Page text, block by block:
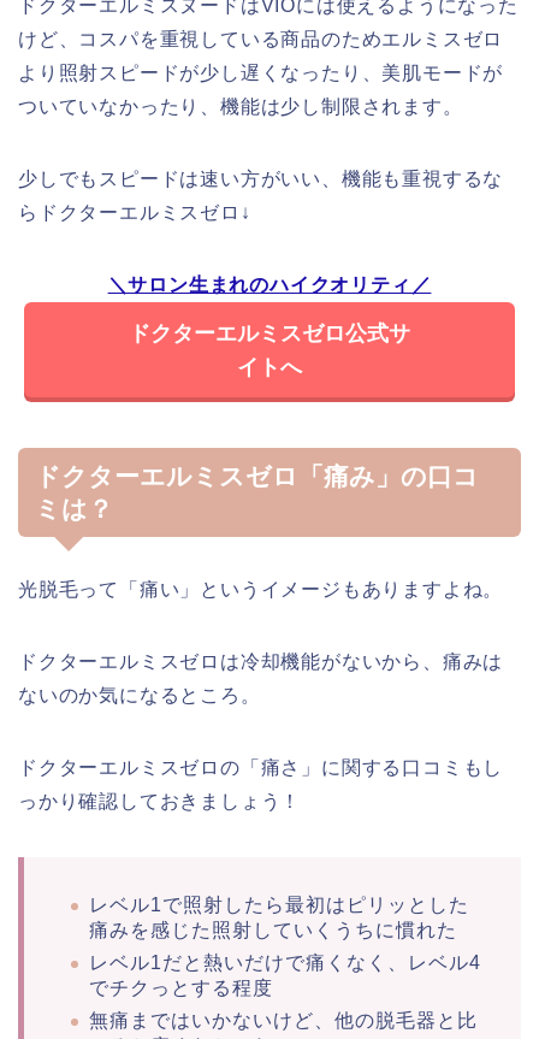
ドクターエルミスヌードはVIOには使えるようになった
けど、コスパを重視している商品のためエルミスゼロ
より照射スピードが少し遅くなったり、美肌モードが
ついていなかったり、機能は少し制限されます。
少しでもスピードは速い方がいい、機能も重視するな
らドクターエルミスゼロ↓
＼サロン生まれのハイクオリティ／
ドクターエルミスゼロ公式サ
イトへ
ドクターエルミスゼロ「痛み」の口コ
ミは？
光脱毛って「痛い」というイメージもありますよね。
ドクターエルミスゼロは冷却機能がないから、痛みは
ないのか気になるところ。
ドクターエルミスゼロの「痛さ」に関する口コミもし
っかり確認しておきましょう！
レベル1で照射したら最初はピリッとした
痛みを感じた照射していくうちに慣れた
レベル1だと熱いだけで痛くなく、レベル4
でチクっとする程度
無痛まではいかないけど、他の脱毛器と比